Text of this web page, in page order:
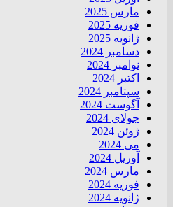
مارس 2025
فوریه 2025
ژانویه 2025
دسامبر 2024
نوامبر 2024
اکتبر 2024
سپتامبر 2024
آگوست 2024
جولای 2024
ژوئن 2024
می 2024
آوریل 2024
مارس 2024
فوریه 2024
ژانویه 2024